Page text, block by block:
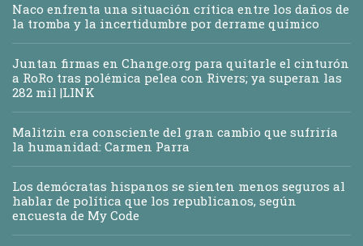
Naco enfrenta una situación crítica entre los daños de
la tromba y la incertidumbre por derrame químico
Juntan firmas en Change.org para quitarle el cinturón
a RoRo tras polémica pelea con Rivers; ya superan las
282 mil |LINK
Malitzin era consciente del gran cambio que sufriría
la humanidad: Carmen Parra
Los demócratas hispanos se sienten menos seguros al
hablar de política que los republicanos, según
encuesta de My Code